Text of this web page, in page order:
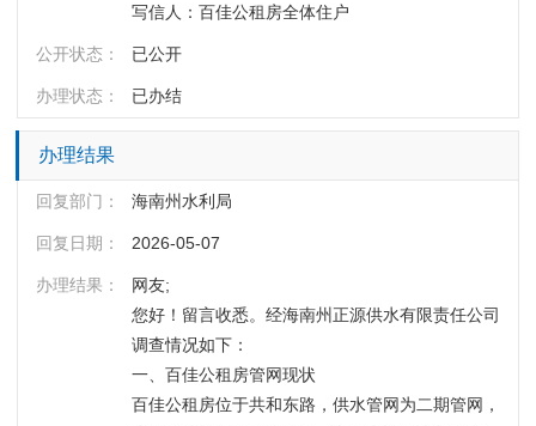
写信人：百佳公租房全体住户
公开状态： 已公开
办理状态： 已办结
办理结果
回复部门： 海南州水利局
回复日期： 2026-05-07
办理结果：
网友;
您好！留言收悉。经海南州正源供水有限责任公司
调查情况如下：
一、百佳公租房管网现状
百佳公租房位于共和东路，供水管网为二期管网，